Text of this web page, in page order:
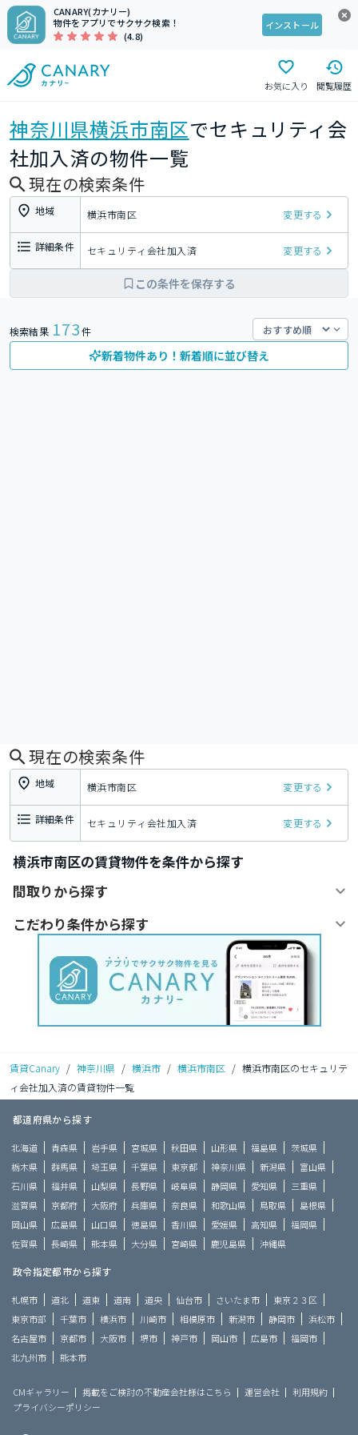
CANARY(カナリー)
物件をアプリでサクサク検索！
(4.8)
インストール
お気に入り 閲覧履歴
神奈川県横浜市南区でセキュリティ会
社加入済の物件一覧
現在の検索条件
地域 横浜市南区 変更する
詳細条件 セキュリティ会社加入済 変更する
この条件を保存する
検索結果 173件
新着物件あり！新着順に並び替え
現在の検索条件
地域 横浜市南区 変更する
詳細条件 セキュリティ会社加入済 変更する
横浜市南区の賃貸物件を条件から探す
間取りから探す
こだわり条件から探す
賃貸Canary / 神奈川県 / 横浜市 / 横浜市南区 / 横浜市南区のセキュリテ
ィ会社加入済の賃貸物件一覧
都道府県から探す
北海道 青森県 岩手県 宮城県 秋田県 山形県 福島県
茨城県
栃木県
群馬県 埼玉県 千葉県 東京都 神奈川県 新潟県
富山県
石川県
福井県 山梨県 長野県 岐阜県 静岡県 愛知県
三重県
滋賀県
京都府 大阪府 兵庫県 奈良県 和歌山県 鳥取県
島根県
岡山県
広島県 山口県 徳島県 香川県 愛媛県 高知県
福岡県
佐賀県
長崎県 熊本県 大分県 宮崎県 鹿児島県 沖縄県
政令指定都市から探す
札幌市 道北 道東 道南 道央 仙台市 さいたま市
東京２３区
東京市部
千葉市 横浜市 川崎市 相模原市 新潟市 静岡市
浜松市
名古屋市
京都市 大阪市 堺市 神戸市 岡山市 広島市
福岡市
北九州市
熊本市
CMギャラリー 掲載をご検討の不動産会社様はこちら 運営会社
利用規約
プライバシーポリシー